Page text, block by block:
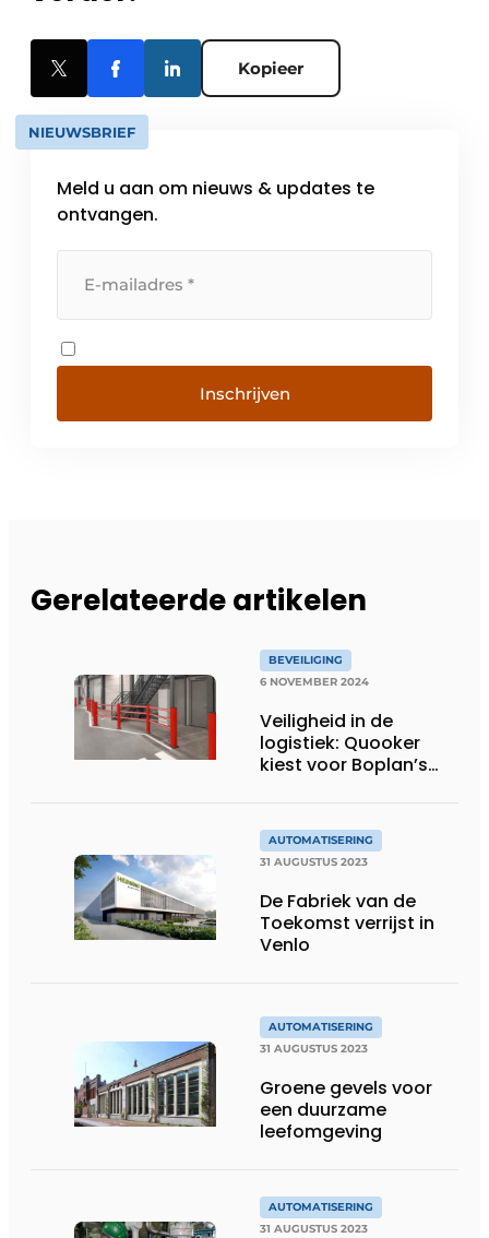
Kopieer
NIEUWSBRIEF
Meld u aan om nieuws & updates te
ontvangen.
Inschrijven
Gerelateerde artikelen
BEVEILIGING
6 NOVEMBER 2024
Veiligheid in de
logistiek: Quooker
kiest voor Boplan’s
kleur
AUTOMATISERING
31 AUGUSTUS 2023
De Fabriek van de
Toekomst verrijst in
Venlo
AUTOMATISERING
31 AUGUSTUS 2023
Groene gevels voor
een duurzame
leefomgeving
AUTOMATISERING
31 AUGUSTUS 2023